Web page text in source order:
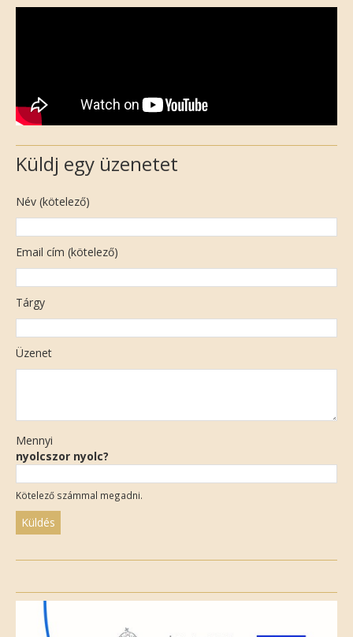
Küldj egy üzenetet
Név (kötelező)
Email cím (kötelező)
Tárgy
Üzenet
Mennyi
nyolcszor nyolc?
Kötelező számmal megadni.
field
empty.